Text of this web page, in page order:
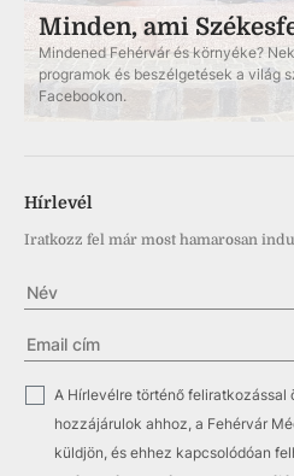
Minden, ami
Mindened Fehérvár és környéke?
programok és beszélgetések a világ
Facebookon.
Hírlevél
Iratkozz fel már most hamarosan
A Hírlevélre történő feliratkozással
hozzájárulok ahhoz, a Fehérvár
küldjön, és ehhez kapcsolódóan